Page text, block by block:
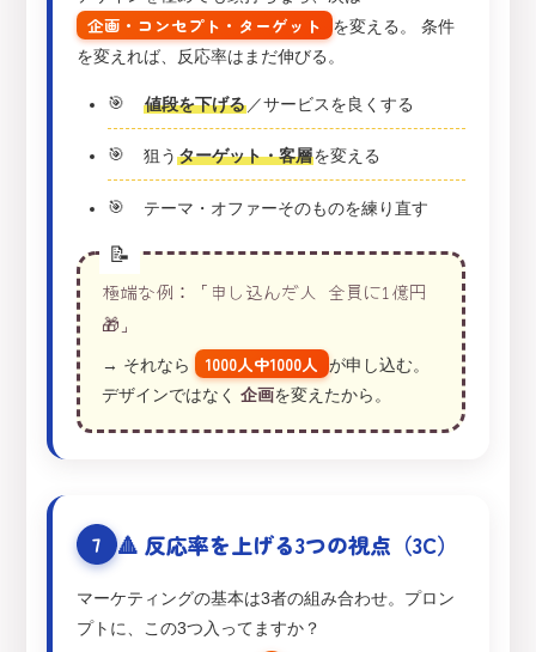
企画・コンセプト・ターゲット
を変える。 条件
を変えれば、反応率はまだ伸びる。
値段を下げる／サービスを良くする
狙う ターゲット・客層を変える
テーマ・オファーそのものを練り直す
極端な例：「申し込んだ人 全員に1億円
🎁」
→ それなら 1000人中1000人
が申し込む。
デザインではなく 企画を変えたから。
7 🔺 反応率を上げる3つの視点（3C）
マーケティングの基本は3者の組み合わせ。プロン
プトに、この3つ入ってますか？